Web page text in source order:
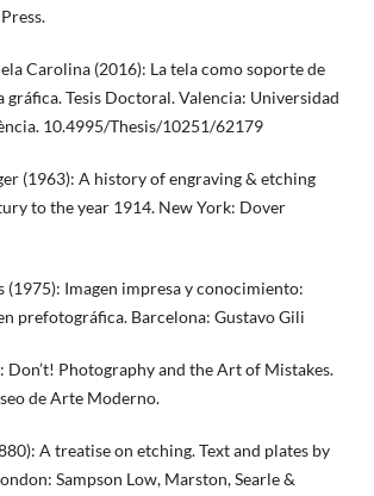
Carolina (2016): La tela como soporte de
gráfica. Tesis Doctoral. Valencia: Universidad
10.4995/Thesis/10251/62179
(1963): A history of engraving & etching
to the year 1914. New York: Dover
Imagen impresa y conocimiento:
prefotográfica. Barcelona: Gustavo Gili
Don’t! Photography and the Art of Mistakes.
de Arte Moderno.
A treatise on etching. Text and plates by
Sampson Low, Marston, Searle &